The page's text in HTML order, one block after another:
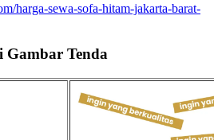
harga-sewa-sofa-hitam-jakarta-barat-
Gambar Tenda